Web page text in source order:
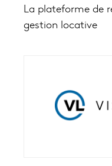
La plateforme de
gestion locative